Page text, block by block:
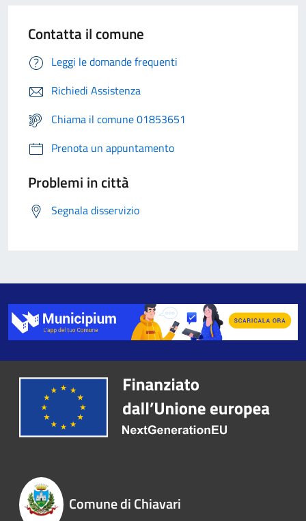
Contatta il comune
Leggi le domande frequenti
Richiedi Assistenza
Chiama il comune 01853651
Prenota un appuntamento
Problemi in città
Segnala disservizio
Comune di Chiavari